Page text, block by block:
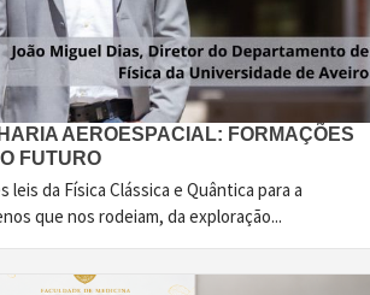
AEROESPACIAL: FORMAÇÕES
FUTURO
leis da Física Clássica e Quântica para a
que nos rodeiam, da exploração...